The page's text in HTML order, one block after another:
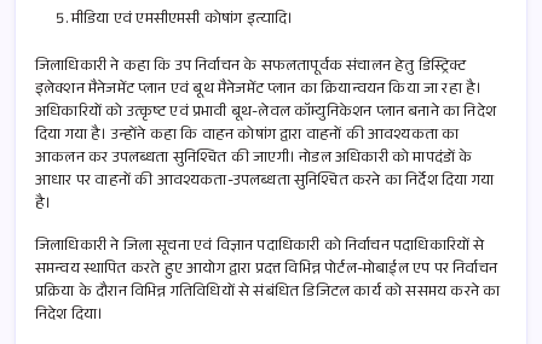
मीडिया एवं एमसीएमसी कोषांग इत्यादि।
जिलाधिकारी ने कहा कि उप निर्वाचन के सफलतापूर्वक संचालन हेतु डिस्ट्रिक्ट
इलेक्शन मैनेजमेंट प्लान एवं बूथ मैनेजमेंट प्लान का क्रियान्वयन किया जा रहा है।
अधिकारियों को उत्कृष्ट एवं प्रभावी बूथ-लेवल कॉम्युनिकेशन प्लान बनाने का निदेश
दिया गया है। उन्होंने कहा कि वाहन कोषांग द्वारा वाहनों की आवश्यकता का
आकलन कर उपलब्धता सुनिश्चित की जाएगी। नोडल अधिकारी को मापदंडों के
आधार पर वाहनों की आवश्यकता-उपलब्धता सुनिश्चित करने का निर्देश दिया गया
है।
जिलाधिकारी ने जिला सूचना एवं विज्ञान पदाधिकारी को निर्वाचन पदाधिकारियों से
समन्वय स्थापित करते हुए आयोग द्वारा प्रदत्त विभिन्न पोर्टल-मोबाईल एप पर निर्वाचन
प्रक्रिया के दौरान विभिन्न गतिविधियों से संबंधित डिजिटल कार्य को ससमय करने का
निदेश दिया।